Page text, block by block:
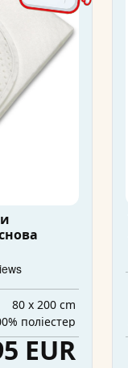
80 x 200 cm
поліестер
EUR